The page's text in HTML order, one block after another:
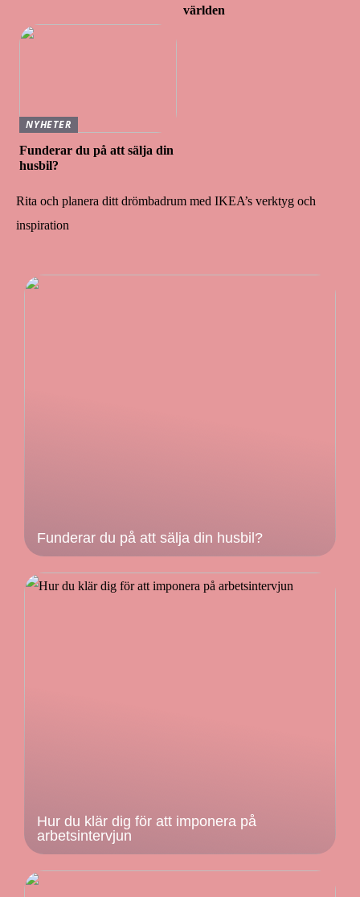
världen
NYHETER
Funderar du på att sälja din
husbil?
Rita och planera ditt drömbadrum med IKEA’s verktyg och
inspiration
Funderar du på att sälja din husbil?
Hur du klär dig för att imponera på
arbetsintervjun